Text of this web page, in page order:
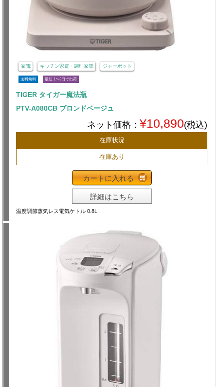
家電 キッチン家電・調理家電 ジャーポット
送料無料 最短 1〜3日で出荷
TIGER タイガー魔法瓶
PTV-A080CB ブロンドベージュ
ネット価格： ¥10,890(税込)
在庫状況
在庫あり
カートに入れる
詳細はこちら
温度調節蒸気レス電気ケトル 0.8L